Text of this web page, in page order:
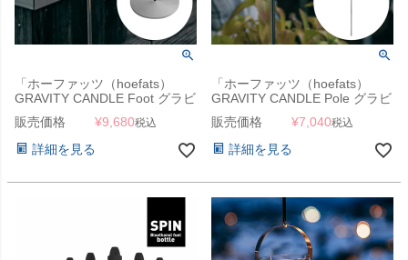
「ホーファッツ（hoefats）
GRAVITY CANDLE Foot グラビ
ティキャンドル専用 フット」
販売価格 ¥9,680税込
詳細を見る
「ホーファッツ（hoefats）
GRAVITY CANDLE Pole グラビ
ティキャンドル専用 ポール」
販売価格 ¥7,040税込
詳細を見る